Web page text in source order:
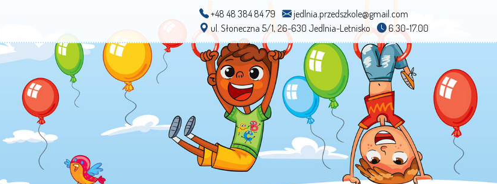
+48 48 384 84 79
jedlnia.przedszkole@gmail.com
ul. Słoneczna 5/1, 26-630 Jedlnia-Letnisko
6.30-17.00